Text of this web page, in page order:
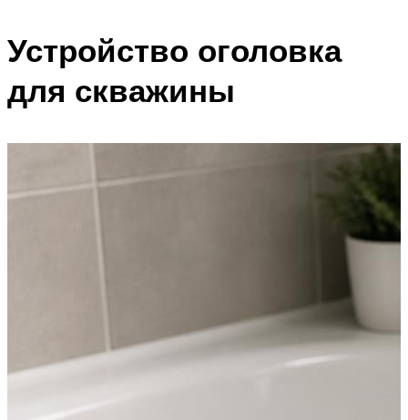
Устройство оголовка
для скважины